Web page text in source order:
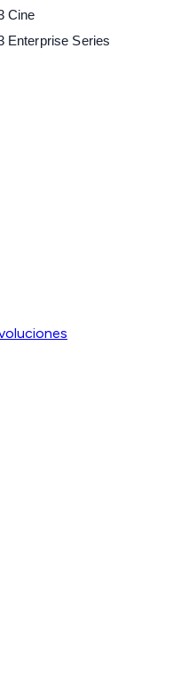
Cine
Enterprise Series